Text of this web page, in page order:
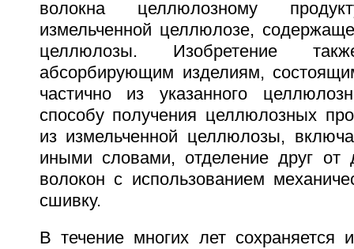
волокна целлюлозному
измельченной целлюлозе,
целлюлозы. Изобретение
абсорбирующим изделиям,
частично из указанного
способу получения целлюлозных
из измельченной целлюлозы,
иными словами, отделение друг от
волокон с использованием
сшивку.
В течение многих лет сохраняется